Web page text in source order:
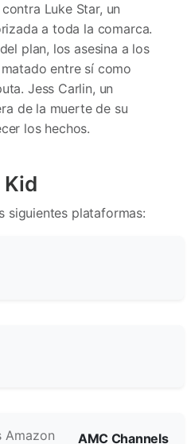
Luke Star, un
a toda la comarca.
plan, los asesina a los
entre sí como
Jess Carlin, un
de la muerte de su
los hechos.
Kid
siguientes plataformas:
AMC Channels